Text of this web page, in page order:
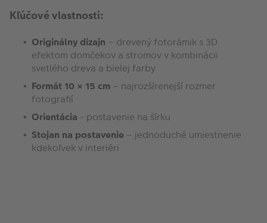
Kľúčové vlastnosti:
Originálny dizajn – drevený fotorámik s 3D
efektom domčekov a stromov v kombinácii
svetlého dreva a bielej farby
Formát 10 × 15 cm – najrozšírenejší rozmer
fotografií
Orientácia - postavenie na šírku
Stojan na postavenie – jednoduché umiestnenie
kdekoľvek v interiéri